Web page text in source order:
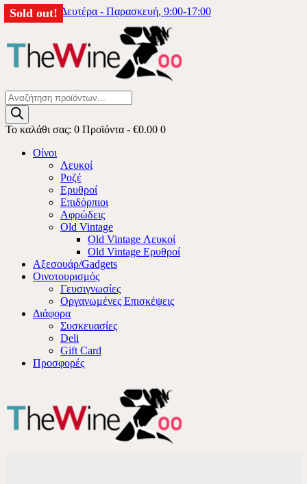
6976333740 Δευτέρα - Παρασκευή, 9:00-17:00
Products
search
Το καλάθι σας: 0 Προϊόντα - €0.00 0
Οίνοι
Λευκοί
Ροζέ
Ερυθροί
Επιδόρπιοι
Αφρώδεις
Old Vintage
Old Vintage Λευκοί
Old Vintage Ερυθροί
Αξεσουάρ/Gadgets
Οινοτουρισμός
Γευσιγνωσίες
Οργανωμένες Επισκέψεις
Διάφορα
Συσκευασίες
Deli
Gift Card
Προσφορές
Sold out!